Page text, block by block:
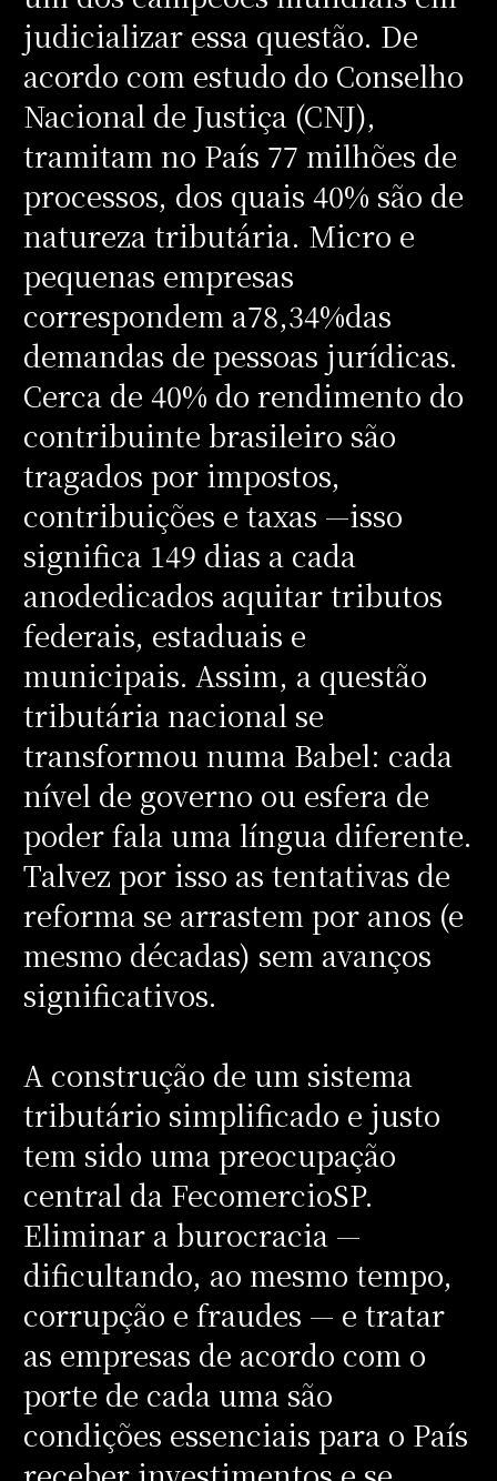
judicializar essa questão. De
acordo com estudo do Conselho
Nacional de Justiça (CNJ),
tramitam no País 77 milhões de
processos, dos quais 40% são de
natureza tributária. Micro e
pequenas empresas
correspondem a78,34%das
demandas de pessoas jurídicas.
Cerca de 40% do rendimento do
contribuinte brasileiro são
tragados por impostos,
contribuições e taxas —isso
significa 149 dias a cada
anodedicados aquitar tributos
federais, estaduais e
municipais. Assim, a questão
tributária nacional se
transformou numa Babel: cada
nível de governo ou esfera de
poder fala uma língua diferente.
Talvez por isso as tentativas de
reforma se arrastem por anos (e
mesmo décadas) sem avanços
significativos.
A construção de um sistema
tributário simplificado e justo
tem sido uma preocupação
central da FecomercioSP.
Eliminar a burocracia —
dificultando, ao mesmo tempo,
corrupção e fraudes — e tratar
as empresas de acordo com o
porte de cada uma são
condições essenciais para o País